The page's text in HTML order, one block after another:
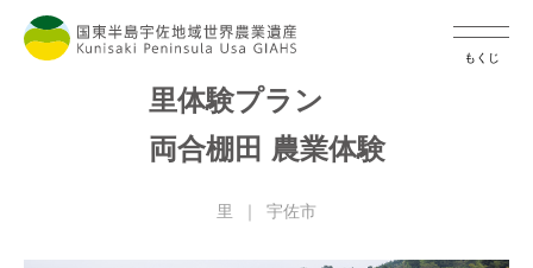
もくじ
里体験プラン
両合棚田 農業体験
里 宇佐市